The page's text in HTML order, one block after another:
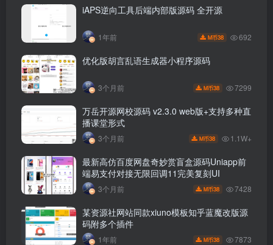
iAPS逆向工具后端内部版源码 全开源
1年前 M币38 692
优化版胡言乱语生成器小程序源码
3个月前 M币38 7299
万岳开源网校源码 v2.3.0 web版+支持多种直
播课堂形式
3个月前 M币38 1.1W+
最新高仿百度网盘奇妙赏盲盒源码Uniapp前
端易支付对接无限回调11完美复刻UI
3个月前 M币38 7428
某资源社网站同款xiuno模板知乎蓝魔改版源
码附多个插件
1年前 M币38 7873